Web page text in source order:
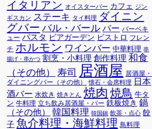
イタリアン オイスターバー カフェ ジン
ギスカン ステーキ タイ料理 ダイニン
グバーバル・バールバー バーベキ
ュー パスタ ビアガーデン ビストロ フレン
チ ホルモン ワインバー 中華料理 串
揚げ・串かつ 割烹・小料理 創作料理 和食
（その他）
寿司 居酒屋 居酒屋・
ダイニングバー（その他）
懐石・会席料理 日本
酒バー 水炊き 焼きとん 焼肉焼鳥 牛タ
ン 牛料理 立ち飲み居酒屋・バー 鉄板焼き 鍋
（その他） 韓国料理 韓国鍋 飲茶・点心 餃
子 魚介料理・海鮮料理 鳥料理